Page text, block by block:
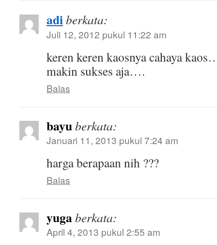
adiberkata:
Juli 12, 2012 pukul 11:22 am
keren keren kaosnya cahaya
makin sukses aja….
Balas
bayuberkata:
Januari 11, 2013 pukul 7:24 am
harga berapaan nih ???
Balas
yugaberkata:
April 4, 2013 pukul 2:55 am